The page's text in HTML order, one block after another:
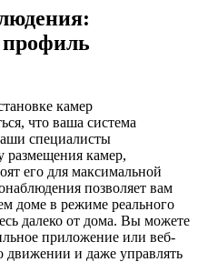
камер
что ваша система
специалисты
размещения камер,
его для максимальной
позволяет вам
доме в режиме реального
далеко от дома. Вы можете
приложение или веб-
движении и даже управлять